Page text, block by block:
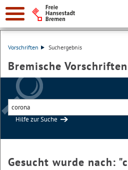
Vorschriften Suchergebnis
Bremische Vorschriften
Hilfe zur Suche
Gesucht wurde nach: "